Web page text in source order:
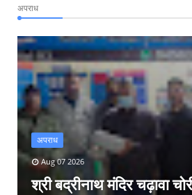
अपराध
अपराध
Aug 07 2026
श्री बद्रीनाथ मंदिर चढ़ावा